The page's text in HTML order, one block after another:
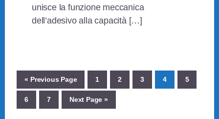
unisce la funzione meccanica
dell’adesivo alla capacità […]
« Go
to
Previous Page Page
1 Page
2 Page
3 Page
4 Page
5
Page
6 Page
7
Go
to
Next Page »